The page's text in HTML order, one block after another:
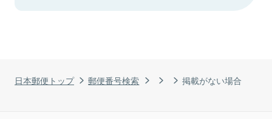
日本郵便トップ 郵便番号検索 掲載がない場合